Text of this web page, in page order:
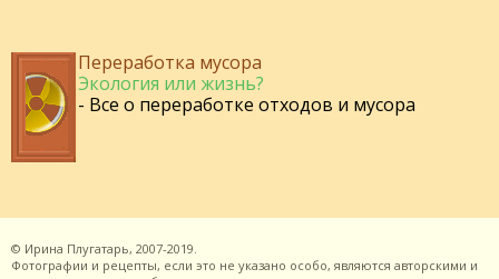
Переработка мусора
Экология или жизнь?
- Все о переработке отходов и мусора
© Ирина Плугатарь, 2007-2019.
Фотографии и рецепты, если это не указано особо, являются авторскими и